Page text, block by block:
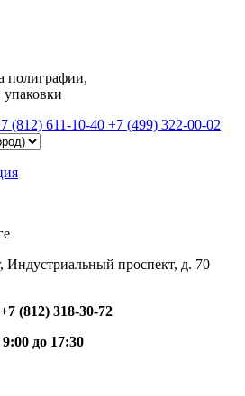
полиграфии,
упаковки
(812) 611-10-40 +7 (499) 322-00-02
Индустриальный проспект, д. 70
(812) 318-30-72
до 17:30